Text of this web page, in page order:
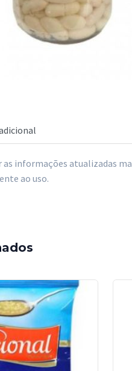
informações atualizadas
ao uso.